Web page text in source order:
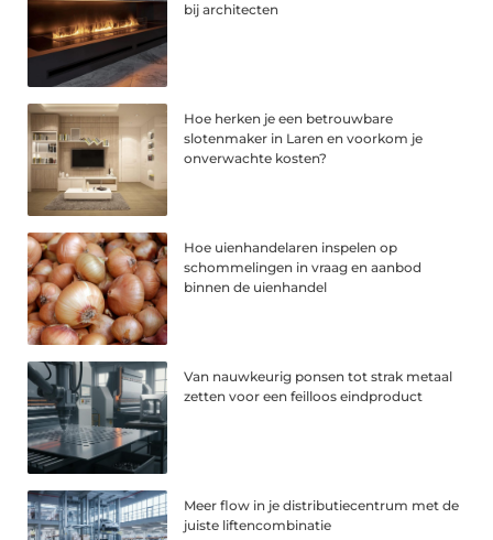
bij architecten
Hoe herken je een betrouwbare
slotenmaker in Laren en voorkom je
onverwachte kosten?
Hoe uienhandelaren inspelen op
schommelingen in vraag en aanbod
binnen de uienhandel
Van nauwkeurig ponsen tot strak metaal
zetten voor een feilloos eindproduct
Meer flow in je distributiecentrum met de
juiste liftencombinatie